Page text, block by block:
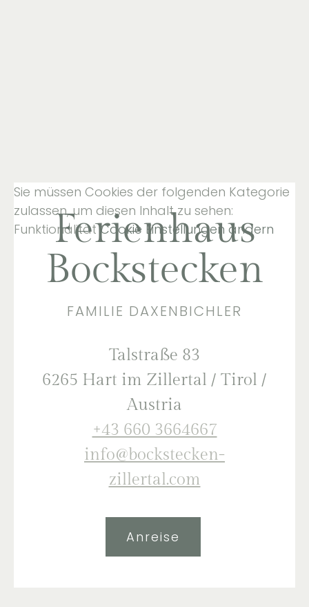
Sie müssen Cookies der folgenden Kategorie
zulassen, um diesen Inhalt zu sehen:
FunktionalitätCookie Einstellungen ändern
Ferienhaus
Bockstecken
FAMILIE DAXENBICHLER
Talstraße 83
6265 Hart im Zillertal / Tirol /
Austria
+43 660 3664667
info@bockstecken-
zillertal.com
Anreise